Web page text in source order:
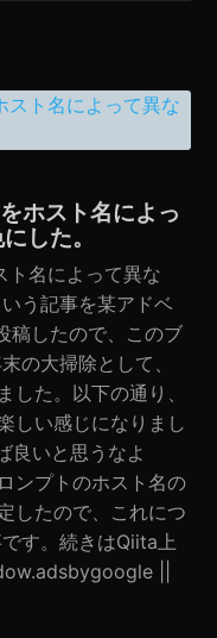
ホスト名によっ
した。
ト名によって異な
う記事を某アドベ
稿したので、このブ
の大掃除として、
した。以下の通り、
しい感じになりまし
良いと思うなよ
ンプトのホスト名の
したので、これにつ
す。続きはQiita上
||